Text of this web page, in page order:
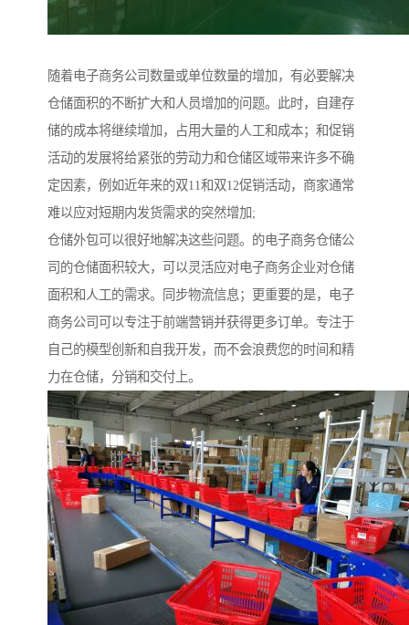
随着电子商务公司数量或单位数量的增加，有必要解决
仓储面积的不断扩大和人员增加的问题。此时，自建存
储的成本将继续增加，占用大量的人工和成本；和促销
活动的发展将给紧张的劳动力和仓储区域带来许多不确
定因素，例如近年来的双11和双12促销活动，商家通常
难以应对短期内发货需求的突然增加;
仓储外包可以很好地解决这些问题。的电子商务仓储公
司的仓储面积较大，可以灵活应对电子商务企业对仓储
面积和人工的需求。同步物流信息；更重要的是，电子
商务公司可以专注于前端营销并获得更多订单。专注于
自己的模型创新和自我开发，而不会浪费您的时间和精
力在仓储，分销和交付上。